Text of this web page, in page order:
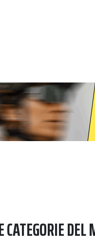
CATEGORIE